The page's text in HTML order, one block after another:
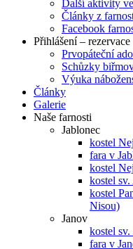
Další aktivity
Články z
Facebook
Přihlášení – rezervace
Prvopáteční
Schůzky
Výuka
Články
Galerie
Naše farnosti
Jablonec
kostel
fara v
kostel
kostel
kostel
Nisou)
Janov
kostel
fara v